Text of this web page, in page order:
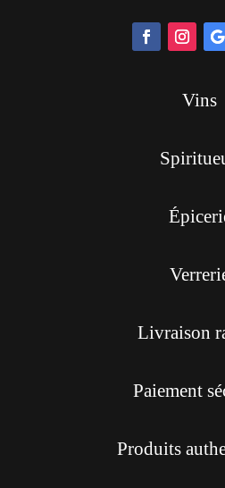
Vins
Livraison
Paiement
Produits